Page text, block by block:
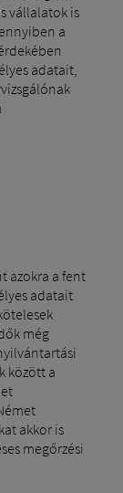
vállalatok is
a
adatait,
azokra a fent
adatait
még
között a
akkor is
megőrzési